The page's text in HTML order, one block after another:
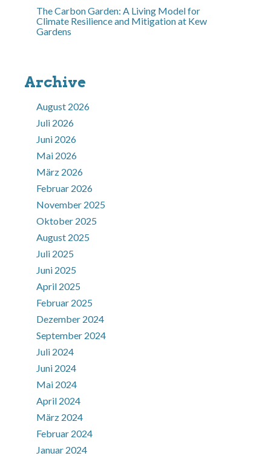
The Carbon Garden: A Living Model for
Climate Resilience and Mitigation at Kew
Gardens
Archive
August 2026
Juli 2026
Juni 2026
Mai 2026
März 2026
Februar 2026
November 2025
Oktober 2025
August 2025
Juli 2025
Juni 2025
April 2025
Februar 2025
Dezember 2024
September 2024
Juli 2024
Juni 2024
Mai 2024
April 2024
März 2024
Februar 2024
Januar 2024